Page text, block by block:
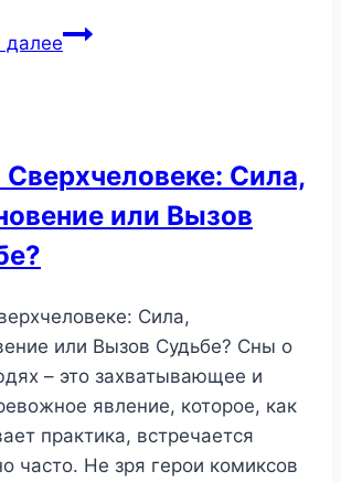
далееСон
Подсознание
и
Сверхчеловеке: Сила,
или Вызов
Сила,
или Вызов Судьбе? Сны о
– это захватывающее и
явление, которое, как
практика, встречается
часто. Не зря герои комиксов